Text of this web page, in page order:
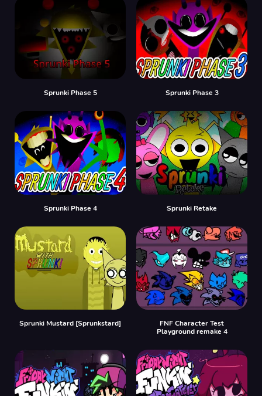
Sprunki Phase 5 Sprunki Phase 3
Sprunki Phase 4 Sprunki Retake
Sprunki Mustard [Sprunkstard]
FNF Character Test
Playground remake 4